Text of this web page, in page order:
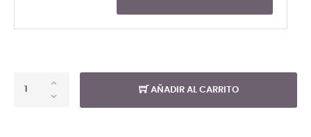
AÑADIR AL CARRITO